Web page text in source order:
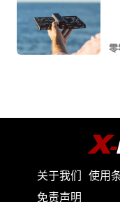
章
与
视
零
关于我们 使用
免责声明